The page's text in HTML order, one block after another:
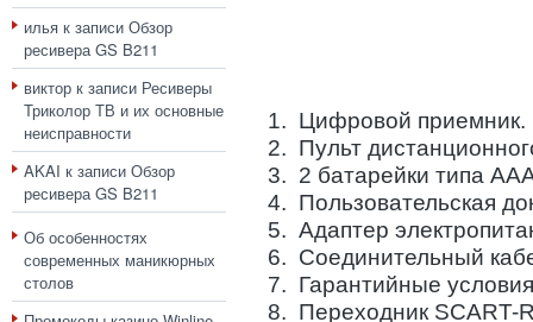
илья к записи Обзор
ресивера GS B211
виктор к записи Ресиверы
Триколор ТВ и их основные
неисправности
AKAI к записи Обзор
ресивера GS B211
Об особенностях
современных маникюрных
столов
1. Цифровой приемник.
2. Пульт
3. 2 батарейки типа
4. Пользовательская
5. Адаптер
6. Соединительный
7. Гарантийные
8. Переходник SCART-